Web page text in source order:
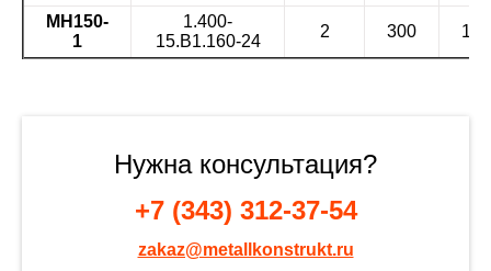
МН150-
1
1.400-
15.В1.160-24
2 300 110
Нужна консультация?
+7 (343) 312-37-54
zakaz@metallkonstrukt.ru